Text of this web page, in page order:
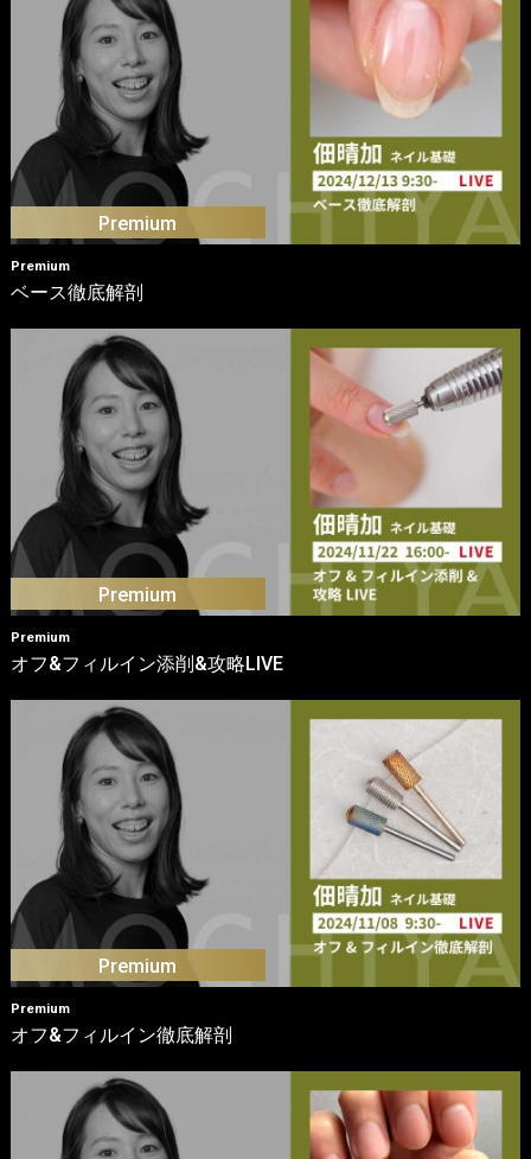
Premium
ベース徹底解剖
Premium
オフ&フィルイン添削&攻略LIVE
Premium
オフ&フィルイン徹底解剖